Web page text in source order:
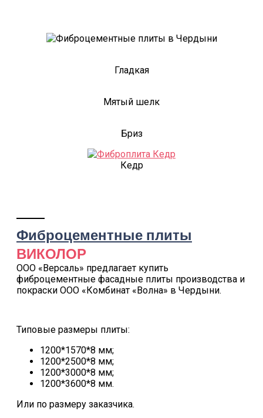
Гладкая
Мятый шелк
Бриз
Кедр
Фиброцементные плиты
ВИКОЛОР
ООО «Версаль» предлагает купить
фиброцементные фасадные плиты производства и
покраски ООО «Комбинат «Волна» в Чердыни.
Типовые размеры плиты:
1200*1570*8 мм;
1200*2500*8 мм;
1200*3000*8 мм;
1200*3600*8 мм.
Или по размеру заказчика.